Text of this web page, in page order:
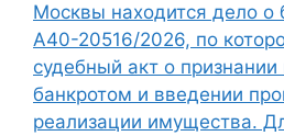
Москвы находится дело о
А40-20516/2026, по
судебный акт о
банкротом и введении
реализации имущества.